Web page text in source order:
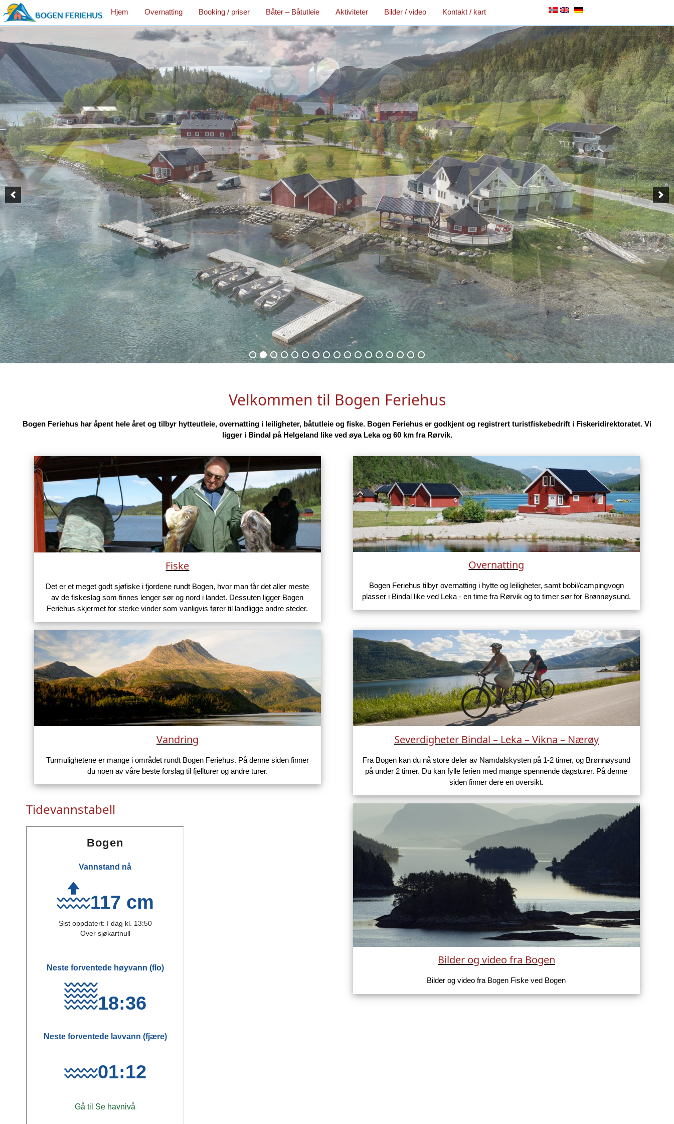
Hjem Overnatting Booking / priser Båter – Båtutleie Aktiviteter Bilder / video Kontakt / kart
Velkommen til Bogen Feriehus
Bogen Feriehus har åpent hele året og tilbyr hytteutleie, overnatting i leiligheter, båtutleie og fiske. Bogen Feriehus er godkjent og registrert turistfiskebedrift i Fiskeridirektoratet. Vi
ligger i Bindal på Helgeland like ved øya Leka og 60 km fra Rørvik.
Fiske
Det er et meget godt sjøfiske i fjordene rundt Bogen, hvor man får det aller meste
av de fiskeslag som finnes lenger sør og nord i landet. Dessuten ligger Bogen
Feriehus skjermet for sterke vinder som vanligvis fører til landligge andre steder.
Overnatting
Bogen Feriehus tilbyr overnatting i hytte og leiligheter, samt bobil/campingvogn
plasser i Bindal like ved Leka - en time fra Rørvik og to timer sør for Brønnøysund.
Vandring
Turmulighetene er mange i området rundt Bogen Feriehus. På denne siden finner
du noen av våre beste forslag til fjellturer og andre turer.
Severdigheter Bindal – Leka – Vikna – Nærøy
Fra Bogen kan du nå store deler av Namdalskysten på 1-2 timer, og Brønnøysund
på under 2 timer. Du kan fylle ferien med mange spennende dagsturer. På denne
siden finner dere en oversikt.
Tidevannstabell
Bilder og video fra Bogen
Bilder og video fra Bogen Fiske ved Bogen